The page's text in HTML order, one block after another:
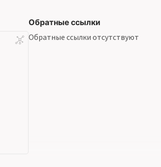
Обратные ссылки
Обратные ссылки отсутствуют